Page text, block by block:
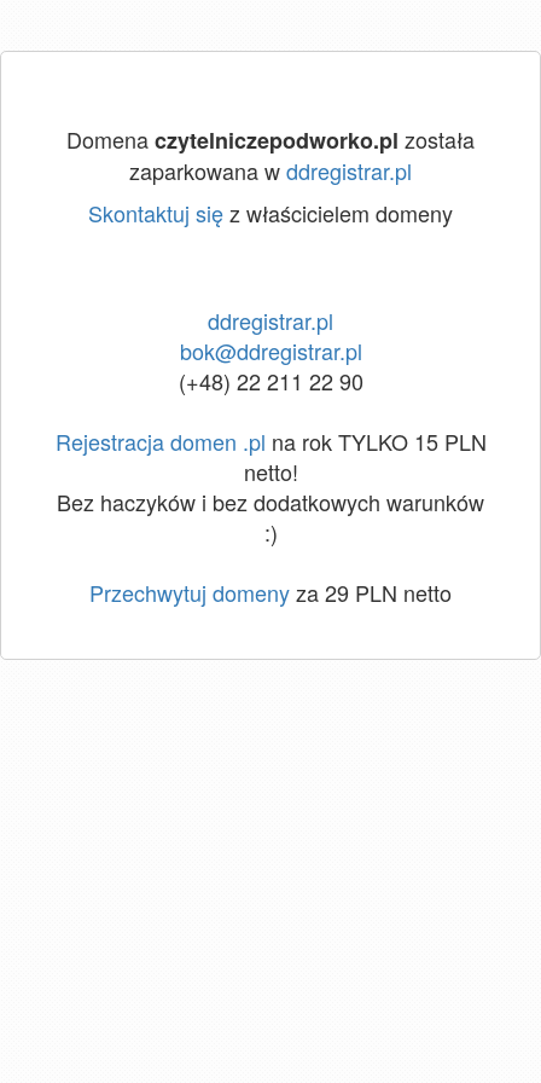
Domenaczytelniczepodworko.pl została
zaparkowana wddregistrar.pl
Skontaktuj sięz właścicielem domeny
ddregistrar.pl
bok@ddregistrar.pl
(+48) 22 211 22 90
Rejestracja domen .pl na rok TYLKO 15 PLN
netto!
Bez haczyków i bez dodatkowych warunków
:)
Przechwytuj domenyza 29 PLN netto